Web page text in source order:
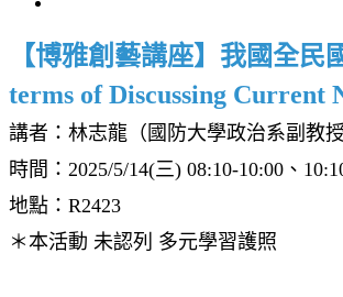
【博雅創藝講座】我國全
terms of Discussing Current
講者：林志龍（國防大學政治系副教授
時間：2025/5/14(三) 08:10-10:00、
地點：R2423
＊本活動 未認列 多元學習護照